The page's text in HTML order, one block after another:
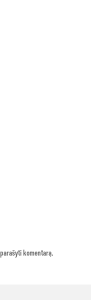
komentarą.